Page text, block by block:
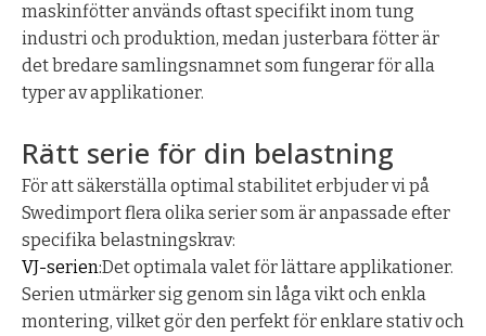
maskinfötter används oftast specifikt inom tung
industri och produktion, medan justerbara fötter är
det bredare samlingsnamnet som fungerar för alla
typer av applikationer.
Rätt serie för din belastning
För att säkerställa optimal stabilitet erbjuder vi på
Swedimport flera olika serier som är anpassade efter
specifika belastningskrav:
VJ-serien:Det optimala valet för lättare applikationer.
Serien utmärker sig genom sin låga vikt och enkla
montering, vilket gör den perfekt för enklare stativ och